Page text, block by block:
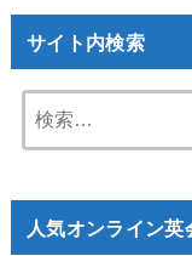
サイト内検索
人気オンライン英